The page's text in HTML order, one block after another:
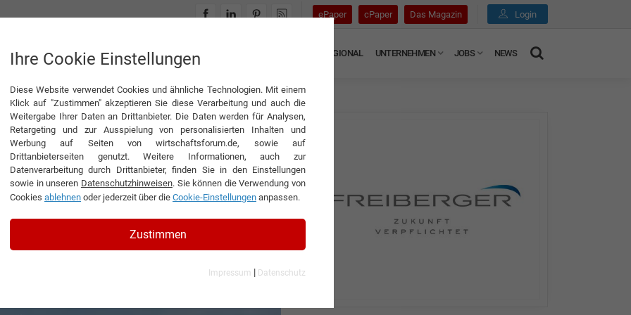
ePaper cPaper Das Magazin Login
INTERVIEWS REGIONAL UNTERNEHMEN JOBS NEWS
­beginnt früher
▶ 0:00 5:02
­beginnt früher
Direktor der Freiberger Holding SE &
Ihre Cookie Einstellungen
Diese Website verwendet Cookies und ähnliche Technologien. Mit einem
Klick auf "Zustimmen" akzeptieren Sie diese Verarbeitung und auch die
Weitergabe Ihrer Daten an Drittanbieter. Die Daten werden für Analysen,
Retargeting und zur Ausspielung von personalisierten Inhalten und
Werbung auf Seiten von wirtschaftsforum.de, sowie auf
Drittanbieterseiten genutzt. Weitere Informationen, auch zur
Datenverarbeitung durch Drittanbieter, finden Sie in den Einstellungen
sowie in unseren Datenschutzhinweisen. Sie können die Verwendung von
Cookies ablehnen oder jederzeit über die Cookie-Einstellungen anpassen.
Zustimmen
Impressum | Datenschutz